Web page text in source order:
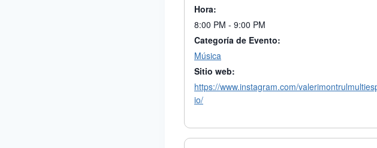
Hora:
8:00 PM - 9:00 PM
Categoría de Evento:
Música
Sitio web:
https://www.instagram.com/
io/